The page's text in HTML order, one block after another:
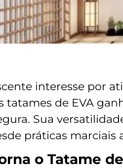
interesse por
tatames de EVA
Sua
práticas marciais
o Tatame